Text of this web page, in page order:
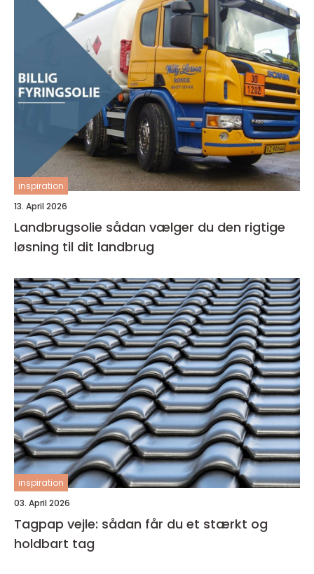
inspiration
13. April 2026
Landbrugsolie sådan vælger du den rigtige
løsning til dit landbrug
inspiration
03. April 2026
Tagpap vejle: sådan får du et stærkt og
holdbart tag